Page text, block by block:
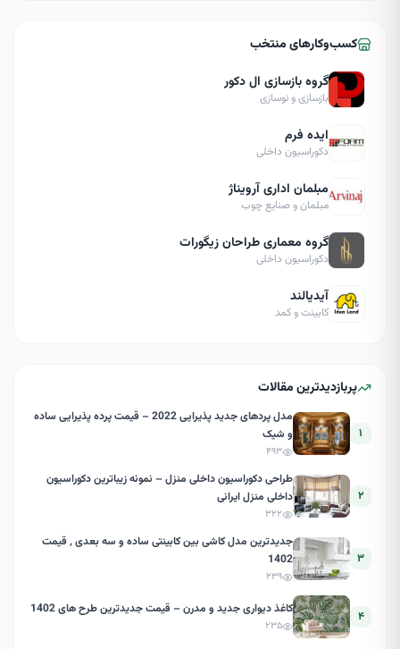
کسب‌وکارهای منتخب
گروه بازسازی ال دکور
بازسازی و نوسازی
ایده فرم
دکوراسیون داخلی
مبلمان اداری آرویناژ
مبلمان و صنایع چوب
گروه معماری طراحان زیگورات
دکوراسیون داخلی
آیدیالند
کابینت و کمد
پربازدیدترین مقالات
۱
مدل پردهای جدید پذیرایی 2022 – قیمت پرده پذیرایی ساده
و شیک
۴۹۳
۲
طراحی دکوراسیون داخلی منزل – نمونه زیباترین دکوراسیون
داخلی منزل ایرانی
۳۲۲
۳
جدیدترین مدل کاشی بین کابینتی ساده و سه بعدی , قیمت
1402
۲۳۹
۴ کاغذ دیواری جدید و مدرن – قیمت جدیدترین طرح های 1402
۲۳۵